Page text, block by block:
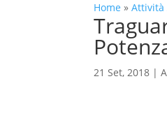
Home »Attività
21 Set, 2018 |